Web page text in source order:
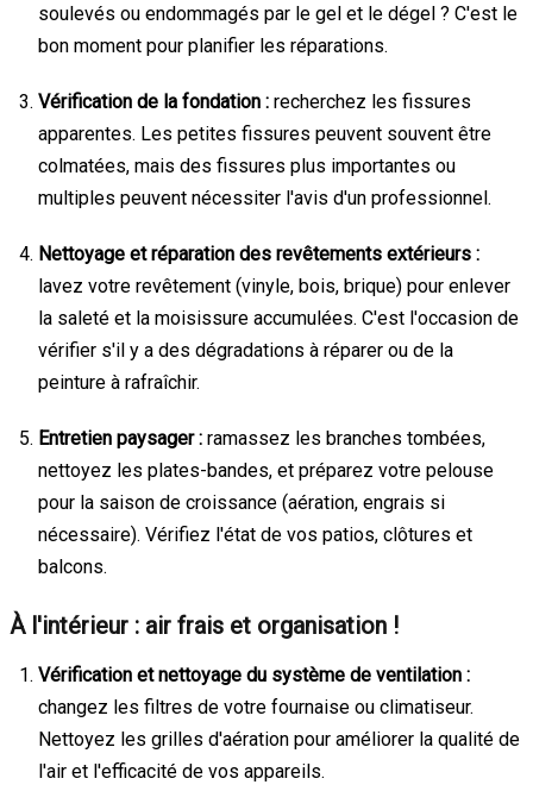
soulevés ou endommagés par le gel et le dégel ? C'est le
bon moment pour planifier les réparations.
Vérification de la fondation : recherchez les fissures
apparentes. Les petites fissures peuvent souvent être
colmatées, mais des fissures plus importantes ou
multiples peuvent nécessiter l'avis d'un professionnel.
Nettoyage et réparation des revêtements extérieurs :
lavez votre revêtement (vinyle, bois, brique) pour enlever
la saleté et la moisissure accumulées. C'est l'occasion de
vérifier s'il y a des dégradations à réparer ou de la
peinture à rafraîchir.
Entretien paysager : ramassez les branches tombées,
nettoyez les plates-bandes, et préparez votre pelouse
pour la saison de croissance (aération, engrais si
nécessaire). Vérifiez l'état de vos patios, clôtures et
balcons.
À l'intérieur : air frais et organisation !
Vérification et nettoyage du système de ventilation :
changez les filtres de votre fournaise ou climatiseur.
Nettoyez les grilles d'aération pour améliorer la qualité de
l'air et l'efficacité de vos appareils.